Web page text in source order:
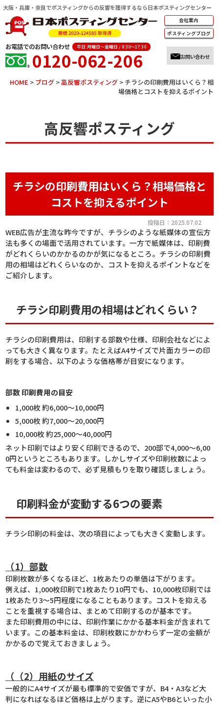
大阪・兵庫・奈良でポスティングからの反響を獲得するなら日本ポスティングセンター
会社案内
ポスティングブログ
お電話でのお問い合わせ 平日:月曜日～金曜日 / 8:30～17:30
0120-062-206 お問い合わせ
HOME > ブログ>高反響ポスティング> チラシの印刷費用はいくら？相
場価格とコストを抑えるポイント
高反響ポスティング
チラシの印刷費用はいくら？相場価格と
コストを抑えるポイント
投稿日：2025.07.02
WEB広告が主流な昨今ですが、チラシのような紙媒体の宣伝方
法も多くの場面で活用されています。一方で紙媒体は、印刷費
がどれくらいのかかるのかが気になるところ。チラシの印刷費
用の相場はどれくらいなのか、コストを抑えるポイントなどを
ご紹介します。
チラシ印刷費用の相場はどれくらい？
チラシの印刷費用は、印刷する部数や仕様、印刷会社などによ
っても大きく異なります。たとえばA4サイズで片面カラーの印
刷をする場合、以下のような価格帯が目安になります。
部数 印刷費用の目安
1,000枚 約6,000〜10,000円
5,000枚 約7,000〜20,000円
10,000枚 約25,000〜40,000円
ネット印刷ではより安く印刷できるので、200部で4,000〜6,00
0円というところもあります。しかしサイズや印刷枚数によっ
ても料金は変わるので、必ず見積もりを取り確認しましょう。
印刷料金が変動する6つの要素
チラシ印刷の料金は、次の項目によっても大きく変動します。
（1）部数
印刷枚数が多くなるほど、1枚あたりの単価は下がります。
例えば、1,000枚印刷で1枚あたり10円でも、10,000枚印刷では
1枚あたり3〜5円程度になることもあります。コストを抑える
ことを重視する場合は、まとめて印刷するのが基本です。
また印刷費用の中には、印刷作業にかかる基本料金が含まれて
います。この基本料金は、印刷枚数にかかわらず一定の金額が
かかるので覚えておきましょう。
（（2）用紙のサイズ
一般的にA4サイズが最も標準的で安価ですが、B4・A3など大
判になればなるほど価格は上がります。逆にA5やB6といった小